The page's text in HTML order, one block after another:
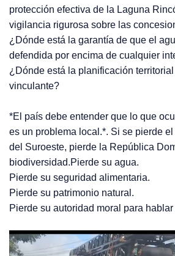
protección efectiva de la Laguna
vigilancia rigurosa sobre las
¿Dónde está la garantía de que el
defendida por encima de cualquier
¿Dónde está la planificación
vinculante?
*El país debe entender que lo que
es un problema local.*. Si se pierde
del Suroeste, pierde la República
biodiversidad.Pierde su agua.
Pierde su seguridad alimentaria.
Pierde su patrimonio natural.
Pierde su autoridad moral para